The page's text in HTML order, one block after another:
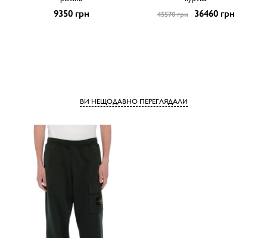
9350 грн 45570 грн 36460 грн
ВИ НЕЩОДАВНО ПЕРЕГЛЯДАЛИ